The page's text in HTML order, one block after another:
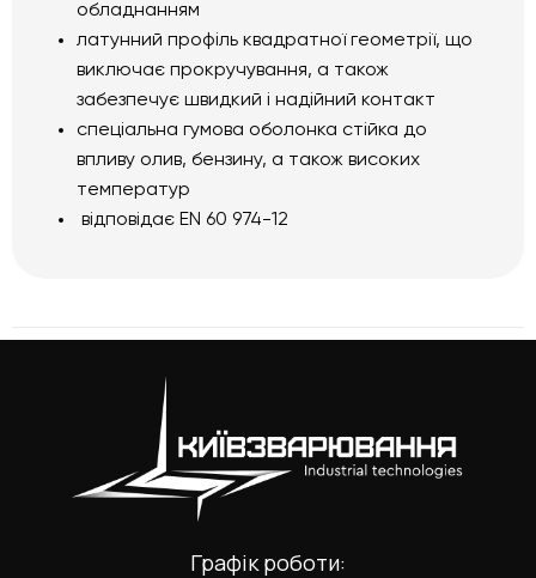
обладнанням
латунний профіль квадратної геометрії, що
виключає прокручування, а також
забезпечує швидкий і надійний контакт
спеціальна гумова оболонка стійка до
впливу олив, бензину, а також високих
температур
відповідає EN 60 974-12
Графік роботи: